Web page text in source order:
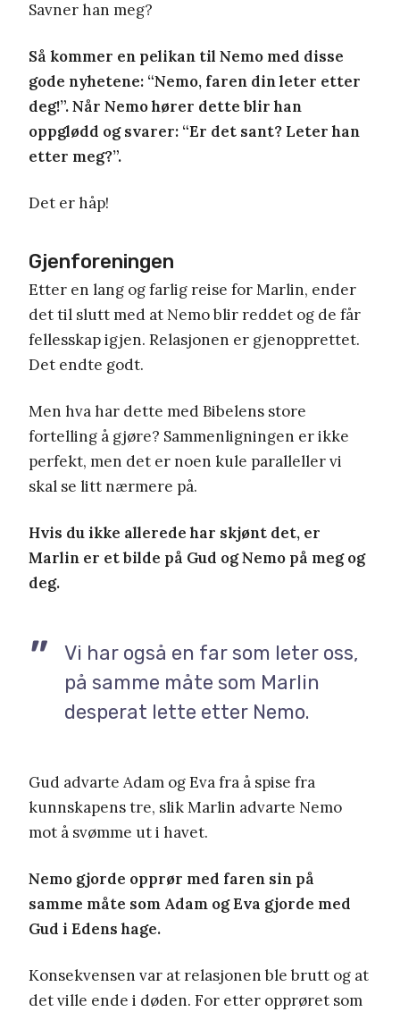
Savner han meg?
Så kommer en pelikan til Nemo med disse
gode nyhetene: “Nemo, faren din leter etter
deg!”. Når Nemo hører dette blir han
oppglødd og svarer: “Er det sant? Leter han
etter meg?”.
Det er håp!
Gjenforeningen
Etter en lang og farlig reise for Marlin, ender
det til slutt med at Nemo blir reddet og de får
fellesskap igjen. Relasjonen er gjenopprettet.
Det endte godt.
Men hva har dette med Bibelens store
fortelling å gjøre? Sammenligningen er ikke
perfekt, men det er noen kule paralleller vi
skal se litt nærmere på.
Hvis du ikke allerede har skjønt det, er
Marlin er et bilde på Gud og Nemo på meg og
deg.
Vi har også en far som leter oss,
på samme måte som Marlin
desperat lette etter Nemo.
Gud advarte Adam og Eva fra å spise fra
kunnskapens tre, slik Marlin advarte Nemo
mot å svømme ut i havet.
Nemo gjorde opprør med faren sin på
samme måte som Adam og Eva gjorde med
Gud i Edens hage.
Konsekvensen var at relasjonen ble brutt og at
det ville ende i døden. For etter opprøret som